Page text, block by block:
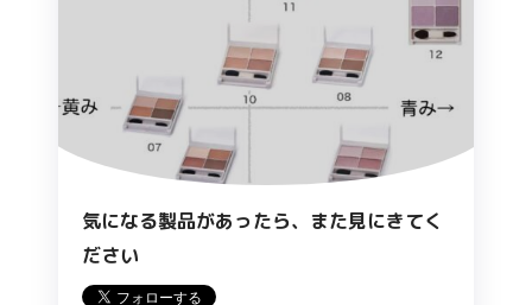
気になる製品があったら、また見にきてく
ださい